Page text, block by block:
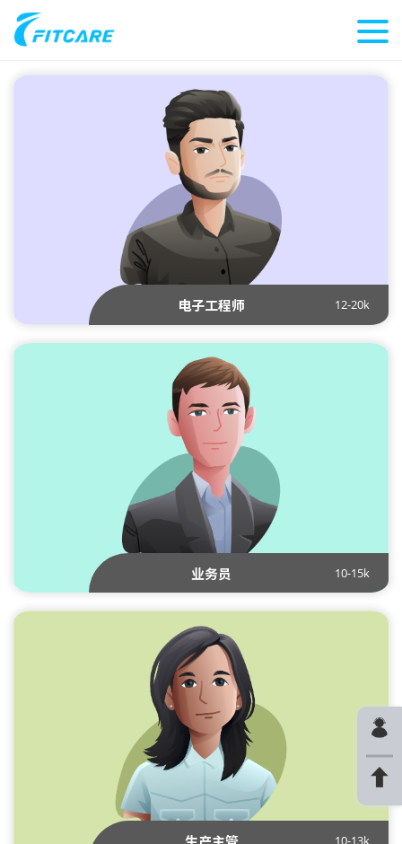
电子工程师 12-20k
业务员 10-15k
10-13k